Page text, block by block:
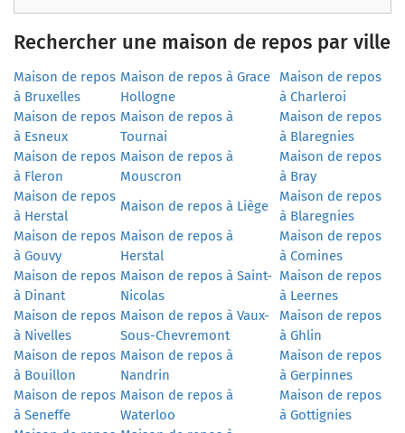
Rechercher une maison de repos par ville
Maison de repos
à Bruxelles
Maison de repos à Grace
Hollogne
Maison de repos
à Charleroi
Maison de repos
à Esneux
Maison de repos à
Tournai
Maison de repos
à Blaregnies
Maison de repos
à Fleron
Maison de repos à
Mouscron
Maison de repos
à Bray
Maison de repos
à Herstal
Maison de repos à Liège
Maison de repos
à Blaregnies
Maison de repos
à Gouvy
Maison de repos à
Herstal
Maison de repos
à Comines
Maison de repos
à Dinant
Maison de repos à Saint-
Nicolas
Maison de repos
à Leernes
Maison de repos
à Nivelles
Maison de repos à Vaux-
Sous-Chevremont
Maison de repos
à Ghlin
Maison de repos
à Bouillon
Maison de repos à
Nandrin
Maison de repos
à Gerpinnes
Maison de repos
à Seneffe
Maison de repos à
Waterloo
Maison de repos
à Gottignies